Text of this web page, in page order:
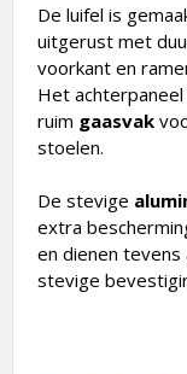
De luifel is
uitgerust met
voorkant en
Het
ruim gaasvak
stoelen.
De stevige
extra
en dienen tevens
stevige